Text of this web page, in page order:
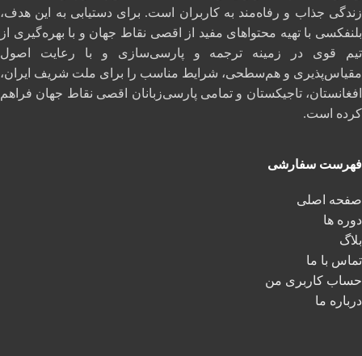
زندگی جذاب و رفاه‌مند به کاربران است. برای دستیابی به این هدف،
بلنفکسی با تهیه محتواهای مفید از اقصی نقاط جهان و با بهره‌گیری از
تیم قوی در زمینه ترجمه و پارسی‌سازی و با رعایت اصول
مقیاس‌پذیری و هم‌سطحی، شرایط مناسب را برای ملت شریف ایران،
افغانستان، تاجیکستان و تمامی پارسی‌زبانان اقصی نقاط جهان فراهم
کرده است.
فهرست سفارشی
صفحه اصلی
دوره ها
بلاگ
تماس با ما
حساب کاربری من
درباره ما